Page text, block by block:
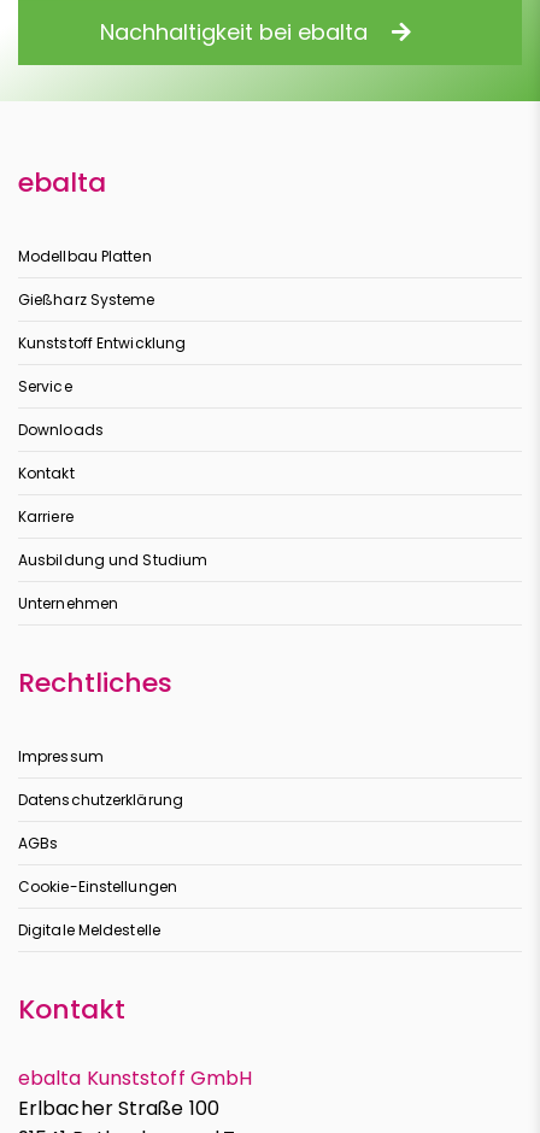
Nachhaltigkeit bei ebalta
ebalta
Modellbau Platten
Gießharz Systeme
Kunststoff Entwicklung
Service
Downloads
Kontakt
Karriere
Ausbildung und Studium
Unternehmen
Rechtliches
Impressum
Datenschutzerklärung
AGBs
Cookie-Einstellungen
Digitale Meldestelle
Kontakt
ebalta Kunststoff GmbH
Erlbacher Straße 100